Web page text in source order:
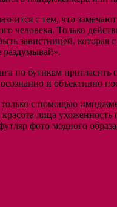
с тем, что
человека. Только
завистницей,
раздумывай».
по бутикам
и объективно
с помощью
лица
фото модного